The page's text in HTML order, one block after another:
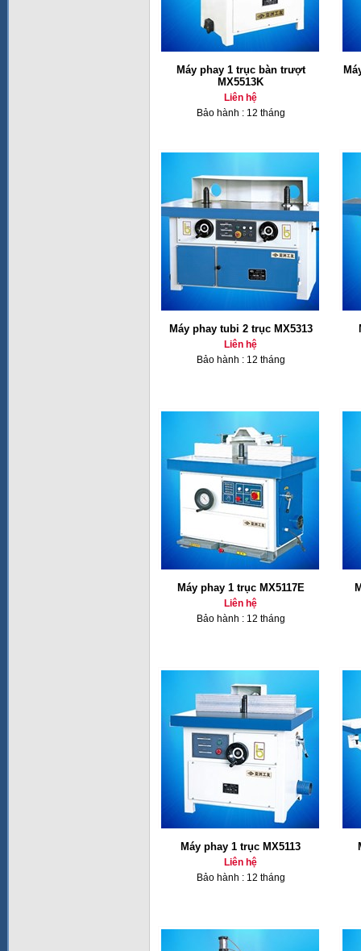
Máy phay 1 trục bàn trượt
MX5513K
Liên hệ
Bảo hành : 12 tháng
Máy phay tubi 2 trục MX5313
Liên hệ
Bảo hành : 12 tháng
Máy phay 1 trục MX5117E
Liên hệ
Bảo hành : 12 tháng
Máy phay 1 trục MX5113
Liên hệ
Bảo hành : 12 tháng